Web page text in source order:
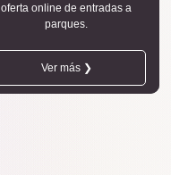
oferta online de entradas a
parques.
Ver más ❯